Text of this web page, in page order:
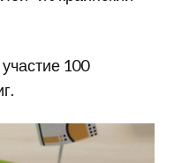
100